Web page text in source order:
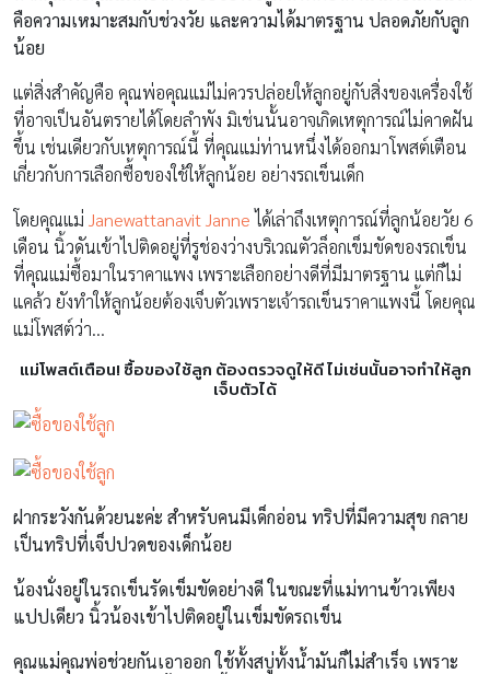
คือความเหมาะสมกับช่วงวัย และความได้มาตรฐาน ปลอดภัยกับลูก
น้อย
แต่สิ่งสำคัญคือ คุณพ่อคุณแม่ไม่ควรปล่อยให้ลูกอยู่กับสิ่งของเครื่องใช้
ที่อาจเป็นอันตรายได้โดยลำพัง มิเช่นนั้นอาจเกิดเหตุการณ์ไม่คาดฝัน
ขึ้น เช่นเดียวกับเหตุการณ์นี้ ที่คุณแม่ท่านหนึ่งได้ออกมาโพสต์เตือน
เกี่ยวกับการเลือกซื้อของใช้ให้ลูกน้อย อย่างรถเข็นเด็ก
โดยคุณแม่ Janewattanavit Janneได้เล่าถึงเหตุการณ์ที่ลูกน้อยวัย 6
เดือน นิ้วดันเข้าไปติดอยู่ที่รูช่องว่างบริเวณตัวล็อกเข็มขัดของรถเข็น
ที่คุณแม่ซื้อมาในราคาแพง เพราะเลือกอย่างดีที่มีมาตรฐาน แต่ก็ไม่
แคล้ว ยังทำให้ลูกน้อยต้องเจ็บตัวเพราะเจ้ารถเข็นราคาแพงนี้ โดยคุณ
แม่โพสต์ว่า…
แม่โพสต์เตือน! ซื้อของใช้ลูก ต้องตรวจดูให้ดี ไม่เช่นนั้นอาจทำให้ลูก
เจ็บตัวได้
ฝากระวังกันด้วยนะค่ะ สำหรับคนมีเด็กอ่อน ทริปที่มีความสุข กลาย
เป็นทริปที่เจ็ปปวดของเด็กน้อย
น้องนั่งอยู่ในรถเข็นรัดเข็มขัดอย่างดี ในขณะที่แม่ทานข้าวเพียง
แปปเดียว นิ้วน้องเข้าไปติดอยู่ในเข็มขัดรถเข็น
คุณแม่คุณพ่อช่วยกันเอาออก ใช้ทั้งสบู่ทั้งน้ำมันก็ไม่สำเร็จ เพราะ